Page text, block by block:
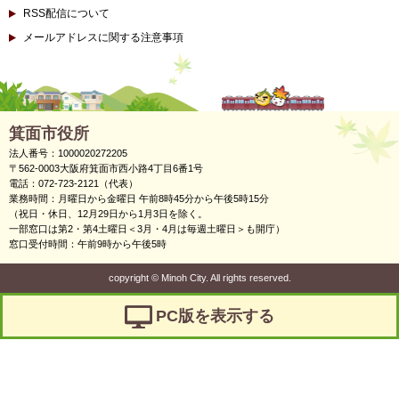
RSS配信について
メールアドレスに関する注意事項
箕面市役所
法人番号：1000020272205
〒562-0003大阪府箕面市西小路4丁目6番1号
電話：072-723-2121（代表）
業務時間：月曜日から金曜日 午前8時45分から午後5時15分
（祝日・休日、12月29日から1月3日を除く。
一部窓口は第2・第4土曜日＜3月・4月は毎週土曜日＞も開庁）
窓口受付時間：午前9時から午後5時
copyright ©Minoh City. All rights reserved.
PC版を表示する